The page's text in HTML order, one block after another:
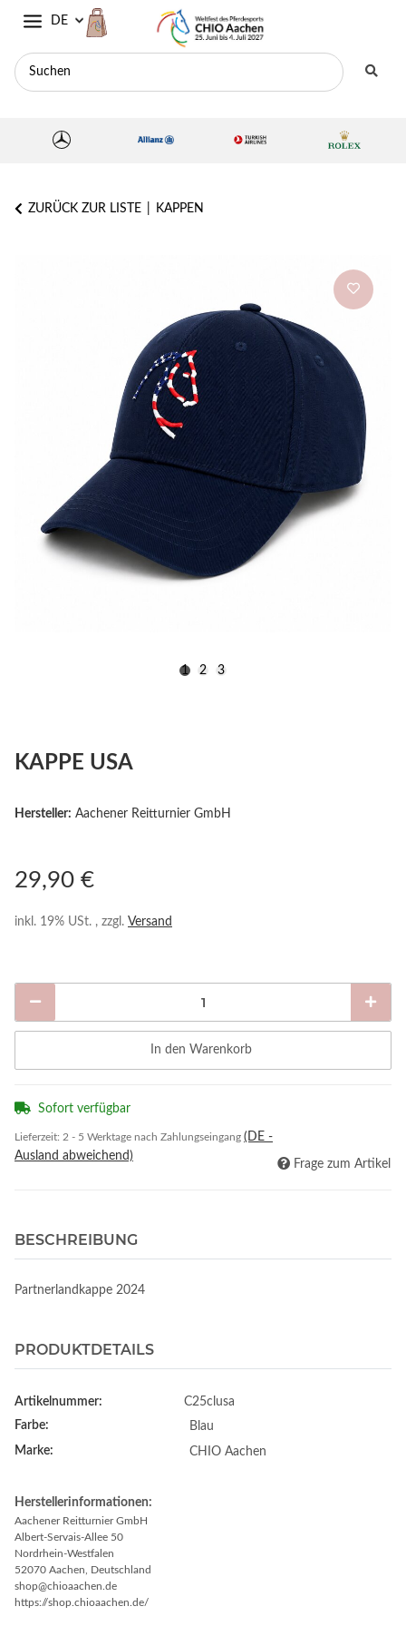
DE
ZURÜCK ZUR LISTE KAPPEN
1 2 3
KAPPE USA
Hersteller: Aachener Reitturnier GmbH
29,90 €
inkl. 19% USt. , zzgl. Versand
In den Warenkorb
Sofort verfügbar
Lieferzeit: 2 - 5 Werktage nach Zahlungseingang (DE -
Ausland abweichend)
Frage zum Artikel
BESCHREIBUNG
Partnerlandkappe 2024
PRODUKTDETAILS
Artikelnummer:
C25clusa
Farbe:
Blau
Marke:
CHIO Aachen
Herstellerinformationen:
Aachener Reitturnier GmbH
Albert-Servais-Allee 50
Nordrhein-Westfalen
52070 Aachen, Deutschland
shop@chioaachen.de
https://shop.chioaachen.de/